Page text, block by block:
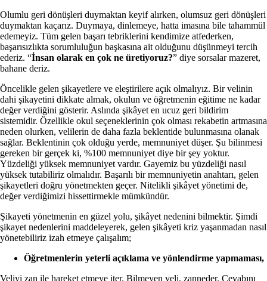
Olumlu geri dönüşleri duymaktan keyif alırken, olumsuz geri dönüşleri
duymaktan kaçarız. Duymaya, dinlemeye, hatta imasına bile tahammül
edemeyiz. Tüm gelen başarı tebriklerini kendimize atfederken,
başarısızlıkta sorumluluğun başkasına ait olduğunu düşünmeyi tercih
ederiz. “İnsan olarak en çok ne üretiyoruz?” diye sorsalarmazeret,
bahane deriz.
Öncelikle gelen şikayetlere ve eleştirilere açık olmalıyız. Bir velinin
dahi şikayetini dikkate almak, okulun ve öğretmenin eğitime ne kadar
değer verdiğini gösterir. Aslında şikâyet en ucuz geri bildirim
sistemidir. Özellikle okul seçeneklerinin çok olması rekabetin artmasına
neden olurken, velilerin de daha fazla beklentide bulunmasına olanak
sağlar. Beklentinin çok olduğu yerde, memnuniyet düşer. Şu bilinmesi
gereken bir gerçek ki, %100 memnuniyet diye bir şey yoktur.
Yüzdeliği yüksek memnuniyet vardır. Gayemiz bu yüzdeliği nasıl
yüksek tutabiliriz olmalıdır. Başarılı bir memnuniyetin anahtarı, gelen
şikayetleri doğru yönetmekten geçer. Nitelikli şikâyet yönetimi de,
değer verdiğimizi hissettirmekle mümkündür.
Şikayeti yönetmenin en güzel yolu, şikâyet nedenini bilmektir. Şimdi
şikayet nedenlerini maddeleyerek, gelen şikâyeti kriz yaşanmadan nasıl
yönetebiliriz izah etmeye çalışalım;
Öğretmenlerin yeterli açıklama ve yönlendirme yapmaması,
Veliyi zan ile hareket etmeye iter. Bilmeyen veli, zanneder. Cevabını